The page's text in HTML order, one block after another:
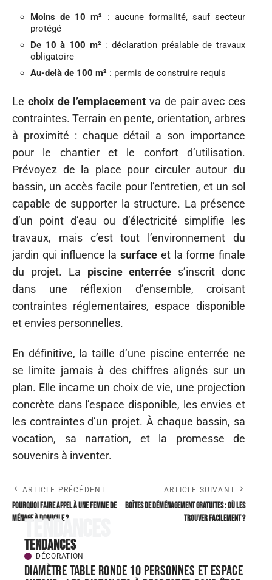
Moins de 10 m² : aucune formalité, sauf secteur
protégé
De 10 à 100 m² : déclaration préalable de travaux
obligatoire
Au-delà de 100 m² : permis de construire requis
Le choix de l’emplacement va de pair avec ces
contraintes. Terrain en pente, orientation, arbres
à proximité : chaque détail a son importance
pour le chantier et le confort d’utilisation.
Prévoyez de la place pour circuler autour du
bassin, un accès facile pour l’entretien, et un sol
capable de supporter la structure. La présence
d’un point d’eau ou d’électricité simplifie les
travaux, mais c’est tout l’environnement du
jardin qui influence la surface et la forme finale
du projet. La piscine enterrée s’inscrit donc
dans une réflexion d’ensemble, croisant
contraintes réglementaires, espace disponible
et envies personnelles.
En définitive, la taille d’une piscine enterrée ne
se limite jamais à des chiffres alignés sur un
plan. Elle incarne un choix de vie, une projection
concrète dans l’espace disponible, les envies et
les contraintes d’un projet. À chaque bassin, sa
vocation, sa narration, et la promesse de
souvenirs à inventer.
ARTICLE PRÉCÉDENT
Pourquoi faire appel à une femme de
ménage à domicile ?
ARTICLE SUIVANT
Boîtes de déménagement gratuites : où les
trouver facilement ?
Tendances
Tendances
DÉCORATION
Diamètre table ronde 10 personnes et espace